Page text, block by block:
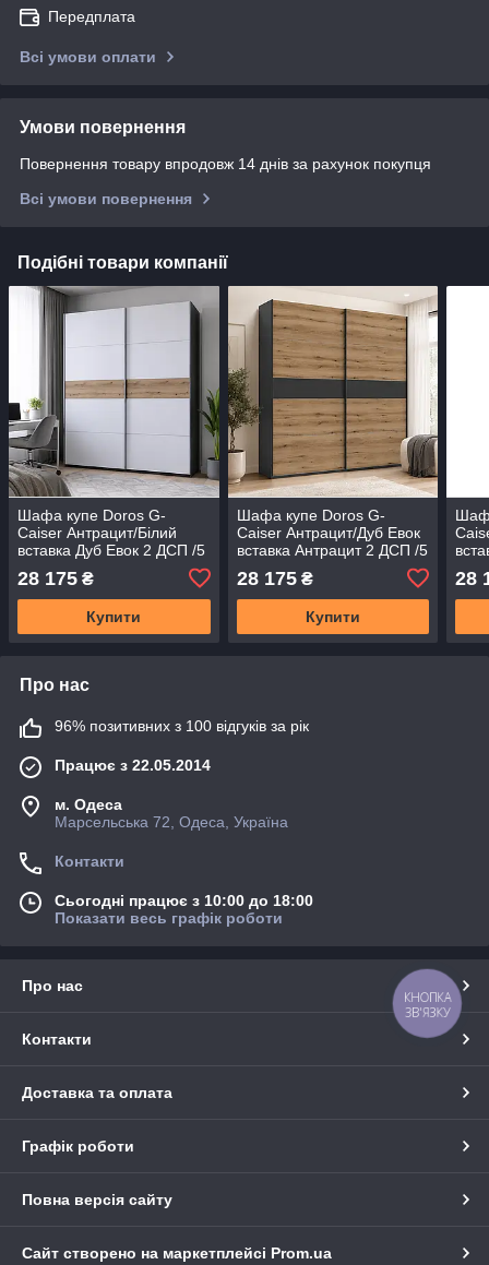
Передплата
Всі умови оплати
Умови повернення
Повернення товару впродовж 14 днів за рахунок покупця
Всі умови повернення
Подібні товари компанії
Шафа купе Doros G-
Caiser Антрацит/Білий
вставка Дуб Евок 2 ДСП /5
(42005418) (DRS-012252)
28 175 ₴
Купити
Шафа купе Doros G-
Caiser Антрацит/Дуб Евок
вставка Антрацит 2 ДСП /5
(42005421) (DRS-012254)
28 175₴
Купити
28
Про нас
96% позитивних з 100 відгуків за рік
Працює з 22.05.2014
м. Одеса
Марсельська 72, Одеса, Україна
Контакти
Сьогодні працює з 10:00 до 18:00
Показати весь графік роботи
Про нас
Контакти
Доставка та оплата
Графік роботи
Повна версія сайту
Сайт створено на маркетплейсі Prom.ua
КНОПКА
ЗВ'ЯЗКУ